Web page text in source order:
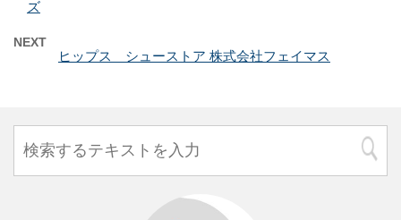
ズ
NEXT
ヒップス シューストア 株式会社フェイマス